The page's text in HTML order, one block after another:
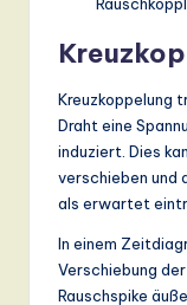
Kreuzkoppelung
Draht eine
induziert. Dies
verschieben und
als erwartet
In einem
Verschiebung
Rauschspike